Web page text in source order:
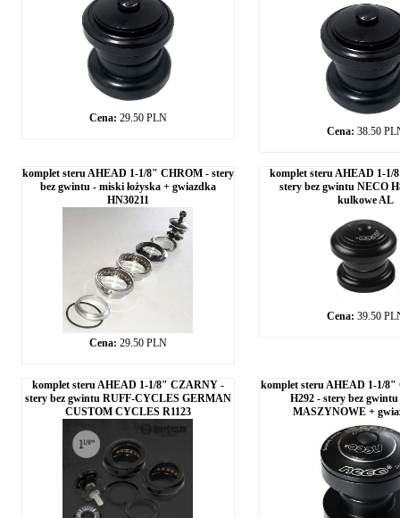
Cena: 29.50 PLN
Cena: 38.50
komplet steru AHEAD 1-1/8" CHROM - stery
bez gwintu - miski łożyska + gwiazdka
HN30211
Cena: 29.50 PLN
komplet steru AHEAD 1-
stery bez gwintu NECO
kulkowe AL
Cena: 39.50
komplet steru AHEAD 1-1/8" CZARNY -
stery bez gwintu RUFF-CYCLES GERMAN
CUSTOM CYCLES R1123
komplet steru AHEAD 1-1/8"
H292 - stery bez gwintu
MASZYNOWE +